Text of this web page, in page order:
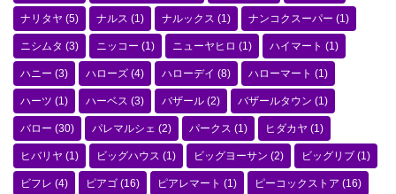
ナリタヤ (5) ナルス (1) ナルックス (1) ナンコクスーパー (1)
ニシムタ (3) ニッコー (1) ニューヤヒロ (1) ハイマート (1)
ハニー (3) ハローズ (4) ハローデイ (8) ハローマート (1)
ハーツ (1) ハーベス (3) バザール (2) バザールタウン (1)
バロー (30) パレマルシェ (2) パークス (1) ヒダカヤ (1)
ヒバリヤ (1) ビッグハウス (1) ビッグヨーサン (2) ビッグリブ (1)
ビフレ (4) ピアゴ (16) ピアレマート (1) ピーコックストア (16)